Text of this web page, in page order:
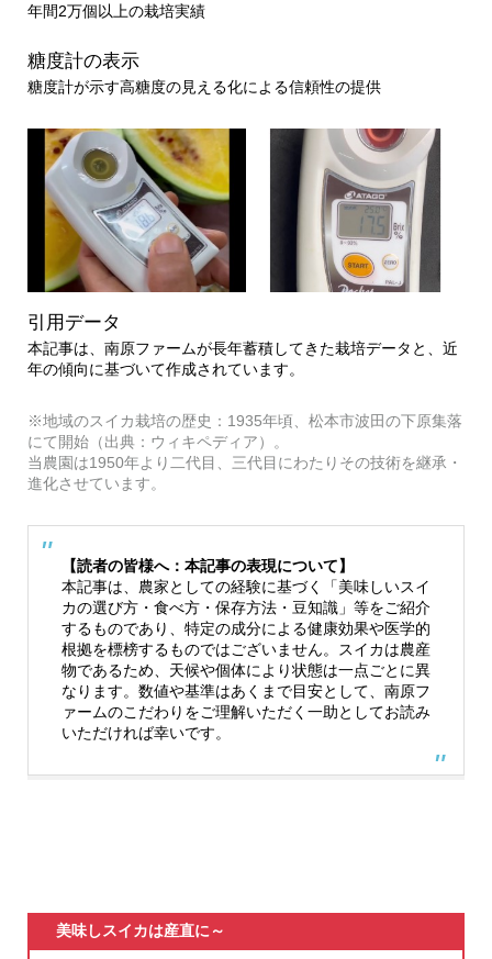
年間2万個以上の栽培実績
糖度計の表示
糖度計が示す高糖度の見える化による信頼性の提供
引用データ
本記事は、南原ファームが長年蓄積してきた栽培データと、近
年の傾向に基づいて作成されています。
※地域のスイカ栽培の歴史：1935年頃、松本市波田の下原集落
にて開始（出典：ウィキペディア）。
当農園は1950年より二代目、三代目にわたりその技術を継承・
進化させています。
【読者の皆様へ：本記事の表現について】
本記事は、農家としての経験に基づく「美味しいスイ
カの選び方・食べ方・保存方法・豆知識」等をご紹介
するものであり、特定の成分による健康効果や医学的
根拠を標榜するものではございません。スイカは農産
物であるため、天候や個体により状態は一点ごとに異
なります。数値や基準はあくまで目安として、南原フ
ァームのこだわりをご理解いただく一助としてお読み
いただければ幸いです。
美味しスイカは産直に～